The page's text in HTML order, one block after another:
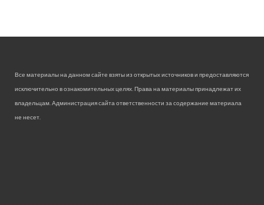
Все материалы на данном сайте взяты из открытых источников и предоставляются
исключительно в ознакомительных целях. Права на материалы принадлежат их
владельцам. Администрация сайта ответственности за содержание материала
не несет.